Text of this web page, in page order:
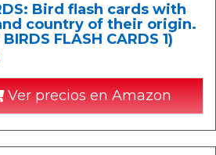
Bird flash cards with
country of their origin.
FLASH CARDS 1)
Ver precios en Amazon